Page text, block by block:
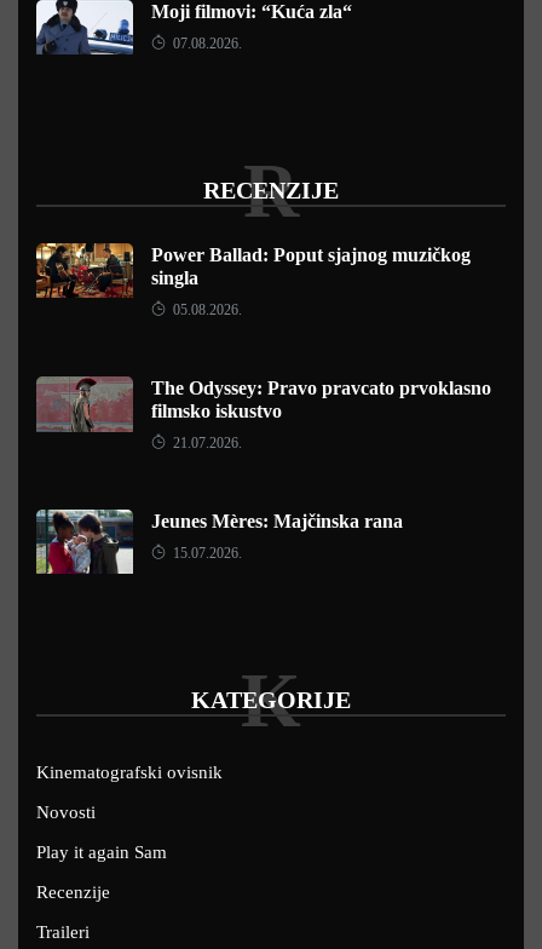
Moji filmovi: “Kuća zla“
07.08.2026.
RECENZIJE
R
Power Ballad: Poput sjajnog muzičkog
singla
05.08.2026.
The Odyssey: Pravo pravcato prvoklasno
filmsko iskustvo
21.07.2026.
Jeunes Mères: Majčinska rana
15.07.2026.
KATEGORIJE
K
Kinematografski ovisnik
Novosti
Play it again Sam
Recenzije
Traileri